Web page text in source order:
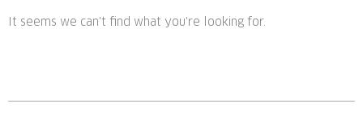
It seems we can't find what you're looking for.